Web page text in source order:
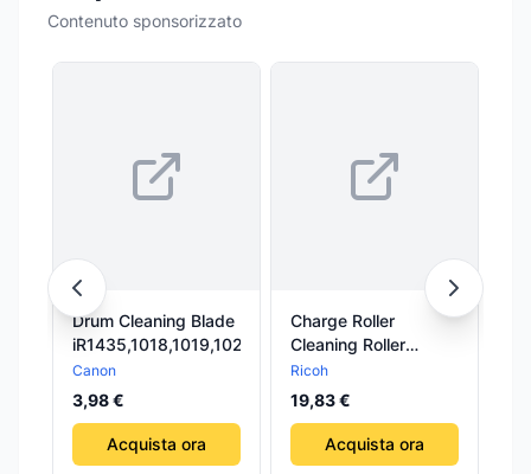
Contenuto sponsorizzato
Drum Cleaning Blade
iR1435,1018,1019,1023,1024,1025
Canon
3,98 €
Acquista ora
Charge Roller
Cleaning Roller
Ricoh
19,83 €
Acquista ora